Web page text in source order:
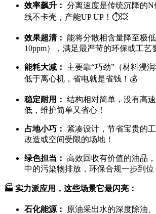
效率飙升： 分离速度是传统沉降的
线不卡壳，产能UP UP！⏱️💥
效果超清： 能将分散相含量降至极
10ppm），满足最严苛的环保或工艺
能耗大减：
主要靠“巧劲”（材料浸
低于离心机，省电就是省钱！💰
稳定耐用： 结构相对简单，没有高
低，维护简单又省心！
占地小巧：
紧凑设计，节省宝贵的
改造或空间受限的场地！
绿色担当： 高效回收有价值的油品
中的污染物排放，环保合规一步到位
🏭 实力派应用，这些场景它最闪亮：
石化能源：
原油采出水的深度除油